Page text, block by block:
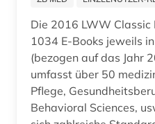
arzneipflanzen (1)
arzneistoffe (2)
arzt (1)
Die 2016 LWW Classic
1034 E-Books jeweils
(bezogen auf das Jahr
umfasst über 50
Pflege,
Behavioral Sciences,